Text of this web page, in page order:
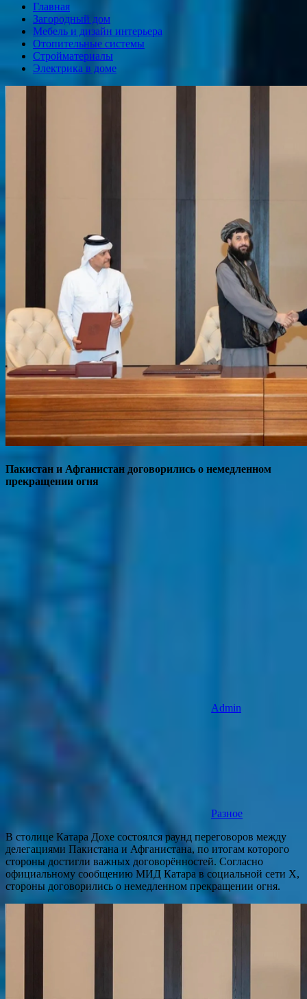
Главная
Загородный дом
Мебель и дизайн интерьера
Отопительные системы
Стройматериалы
Электрика в доме
Пакистан и Афганистан договорились о немедленном
прекращении огня
Admin
Разное
В столице Катара Дохе состоялся раунд переговоров между
делегациями Пакистана и Афганистана, по итогам которого
стороны достигли важных договорённостей. Согласно
официальному сообщению МИД Катара в социальной сети Х,
стороны договорились о немедленном прекращении огня.